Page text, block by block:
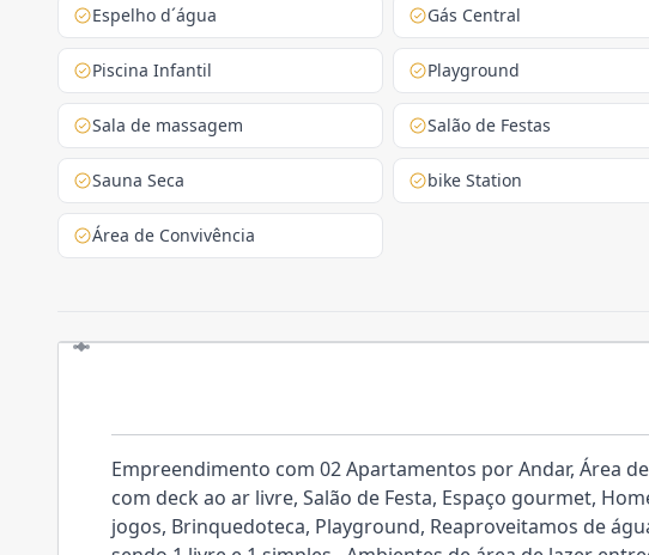
Espelho d´água Gás Central
Piscina Infantil Playground
Sala de massagem Salão de Festas
Sauna Seca bike Station
Área de Convivência
Empreendimento com 02 Apartamentos por Andar, Área
com deck ao ar livre, Salão de Festa, Espaço gourmet,
jogos, Brinquedoteca, Playground, Reaproveitamos de